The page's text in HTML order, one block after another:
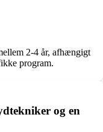
2-4 år, afhængigt
program.
og en